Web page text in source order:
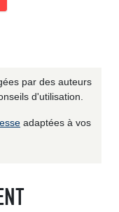
par des auteurs
d'utilisation.
adaptées à vos